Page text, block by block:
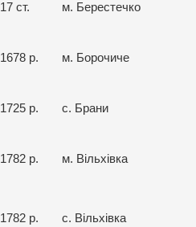
17 ст. м. Берестечко
1678 р. м. Борочиче
1725 р. с. Брани
1782 р. м. Вільхівка
1782 р. с. Вільхівка